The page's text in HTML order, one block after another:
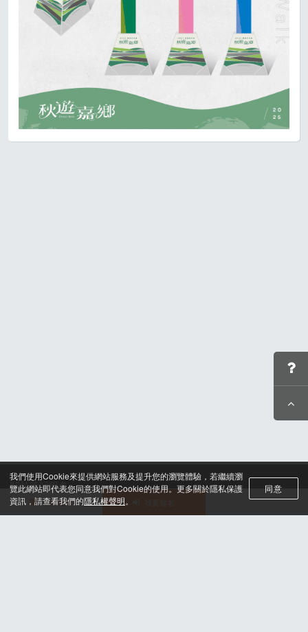
我們使用Cookie來提供網站服務及提升您的瀏覽體驗，若繼續瀏
覽此網站即代表您同意我們對Cookie的使用。更多關於隱私保護
資訊，請查看我們的隱私權聲明。
同意
活動選單
關於筆記報名
聯絡我們*
合作諮詢